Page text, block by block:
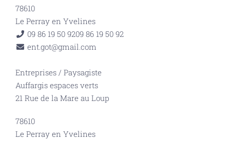
78610
Le Perray en Yvelines
09 86 19 50 9209 86 19 50 92
ent.got@gmail.com
Entreprises / Paysagiste
Auffargis espaces verts
21 Rue de la Mare au Loup
78610
Le Perray en Yvelines